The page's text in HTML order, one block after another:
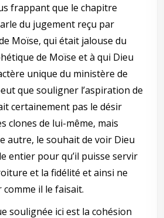
frappant que le chapitre
du jugement reçu par
Moïse, qui était jalouse du
de Moïse et à qui Dieu
unique du ministère de
que souligner l’aspiration de
certainement pas le désir
clones de lui-même, mais
autre, le souhait de voir Dieu
entier pour qu’il puisse servir
et la fidélité et ainsi ne
il le faisait.
soulignée ici est la cohésion